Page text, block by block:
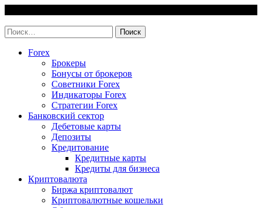
content
Найти:
Forex
Брокеры
Бонусы от брокеров
Советники Forex
Индикаторы Forex
Стратегии Forex
Банковский сектор
Дебетовые карты
Депозиты
Кредитование
Кредитные карты
Кредиты для бизнеса
Криптовалюта
Биржа криптовалют
Криптовалютные кошельки